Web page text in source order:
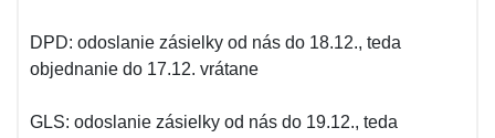
DPD: odoslanie zásielky od nás do 18.12., teda
objednanie do 17.12. vrátane
GLS: odoslanie zásielky od nás do 19.12., teda